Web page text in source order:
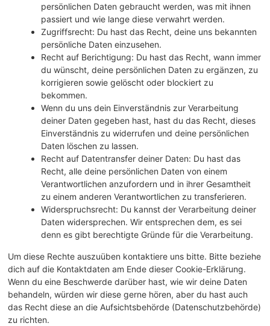
persönlichen Daten gebraucht werden, was mit ihnen
passiert und wie lange diese verwahrt werden.
Zugriffsrecht: Du hast das Recht, deine uns bekannten
persönliche Daten einzusehen.
Recht auf Berichtigung: Du hast das Recht, wann immer
du wünscht, deine persönlichen Daten zu ergänzen, zu
korrigieren sowie gelöscht oder blockiert zu
bekommen.
Wenn du uns dein Einverständnis zur Verarbeitung
deiner Daten gegeben hast, hast du das Recht, dieses
Einverständnis zu widerrufen und deine persönlichen
Daten löschen zu lassen.
Recht auf Datentransfer deiner Daten: Du hast das
Recht, alle deine persönlichen Daten von einem
Verantwortlichen anzufordern und in ihrer Gesamtheit
zu einem anderen Verantwortlichen zu transferieren.
Widerspruchsrecht: Du kannst der Verarbeitung deiner
Daten widersprechen. Wir entsprechen dem, es sei
denn es gibt berechtigte Gründe für die Verarbeitung.
Um diese Rechte auszuüben kontaktiere uns bitte. Bitte beziehe
dich auf die Kontaktdaten am Ende dieser Cookie-Erklärung.
Wenn du eine Beschwerde darüber hast, wie wir deine Daten
behandeln, würden wir diese gerne hören, aber du hast auch
das Recht diese an die Aufsichtsbehörde (Datenschutzbehörde)
zu richten.